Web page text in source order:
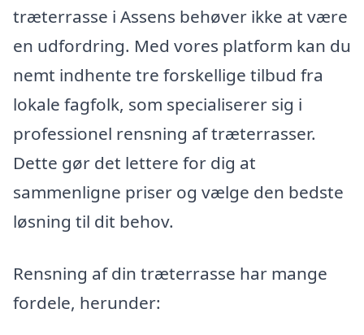
træterrasse i Assens behøver ikke at være
en udfordring. Med vores platform kan du
nemt indhente tre forskellige tilbud fra
lokale fagfolk, som specialiserer sig i
professionel rensning af træterrasser.
Dette gør det lettere for dig at
sammenligne priser og vælge den bedste
løsning til dit behov.
Rensning af din træterrasse har mange
fordele, herunder: